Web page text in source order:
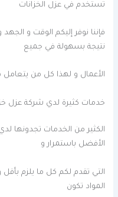
تستخدم في عزل الخزانات
فإننا نوفر إليكم الوقت و
نتيجة بسهولة في جميع
الأعمال و لهذا كل من
خدمات كثيرة لدي شركة عزل
الكثير من الخدمات تجدونها
الأفضل باستمرار و
التي تقدم لكم كل ما يلزم بأقل
المواد تكون